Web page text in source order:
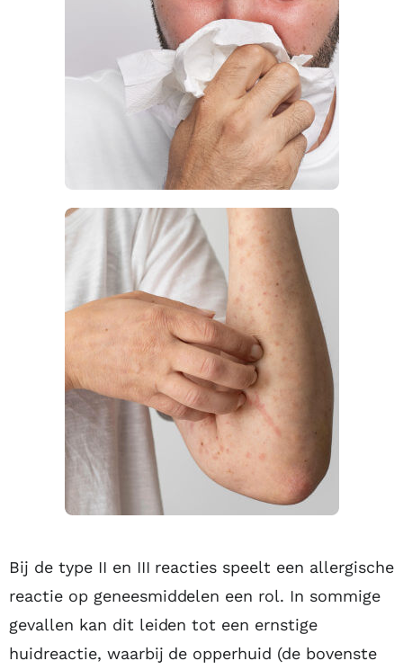
Bij de type II en III reacties speelt een allergische
reactie op geneesmiddelen een rol. In sommige
gevallen kan dit leiden tot een ernstige
huidreactie, waarbij de opperhuid (de bovenste